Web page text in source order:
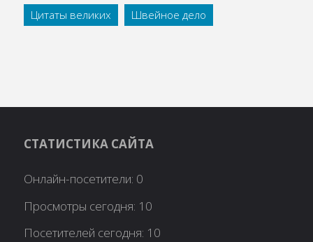
Цитаты великих
Швейное дело
СТАТИСТИКА САЙТА
Онлайн-посетители: 0
Просмотры сегодня: 10
Посетителей сегодня: 10